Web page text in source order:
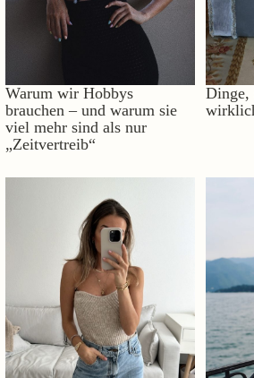
Warum wir Hobbys
brauchen – und warum sie
viel mehr sind als nur
„Zeitvertreib“
Dinge,